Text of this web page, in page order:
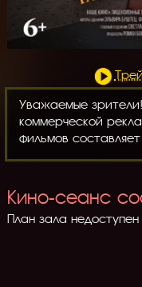
Уважаемые
коммерческой
фильмов
Кино-сеанс
План зала недоступен